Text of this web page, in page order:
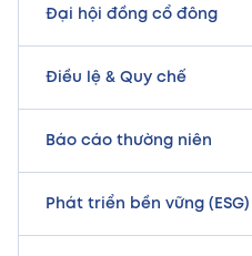
Đại hội đồng cổ đông
Điều lệ & Quy chế
Báo cáo thường niên
Phát triển bền vững (ESG)